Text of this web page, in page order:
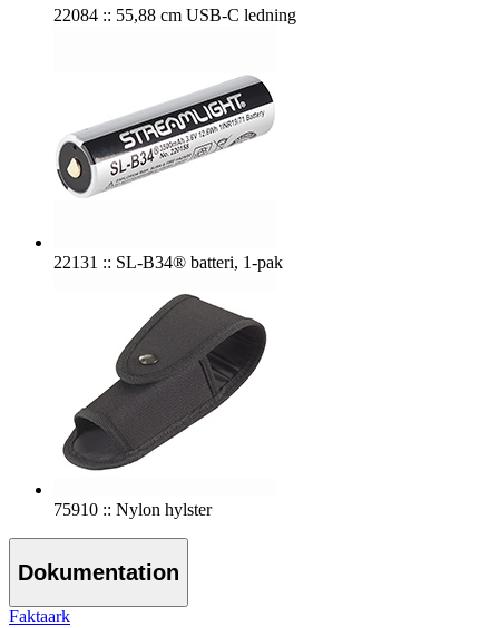
22084 :: 55,88 cm USB-C ledning
22131 :: SL-B34® batteri, 1-pak
75910 :: Nylon hylster
Dokumentation
Faktaark